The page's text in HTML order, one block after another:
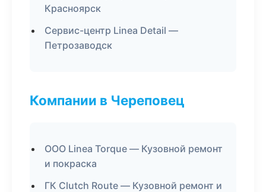
Красноярск
Сервис-центр Linea Detail —
Петрозаводск
Компании в Череповец
ООО Linea Torque — Кузовной ремонт
и покраска
ГК Clutch Route — Кузовной ремонт и